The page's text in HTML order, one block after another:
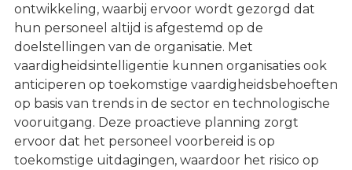
ontwikkeling, waarbij ervoor wordt gezorgd dat
hun personeel altijd is afgestemd op de
doelstellingen van de organisatie. Met
vaardigheidsintelligentie kunnen organisaties ook
anticiperen op toekomstige vaardigheidsbehoeften
op basis van trends in de sector en technologische
vooruitgang. Deze proactieve planning zorgt
ervoor dat het personeel voorbereid is op
toekomstige uitdagingen, waardoor het risico op